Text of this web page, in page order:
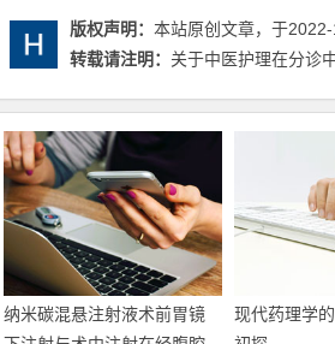
版权声明： 本站原创文章，于
转载请注明： 关于中医护理在分诊
纳米碳混悬注射液术前胃镜
现代药理学